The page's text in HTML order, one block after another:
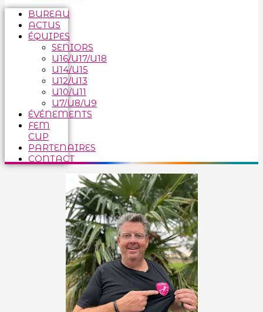
BUREAU
ACTUS
ÉQUIPES
SENIORS
U16/U17/U18
U14/U15
U12/U13
U10/U11
U7/U8/U9
ÉVÉNEMENTS
FEM
CUP
PARTENAIRES
CONTACT